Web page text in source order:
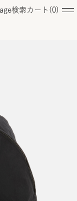
検索 カート( 0)